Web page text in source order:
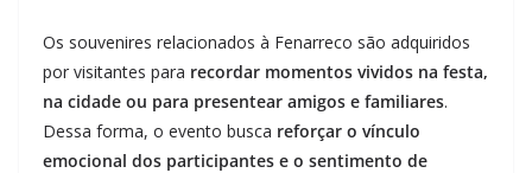
Os souvenires relacionados à Fenarreco são adquiridos
por visitantes para recordar momentos vividos na festa,
na cidade ou para presentear amigos e familiares.
Dessa forma, o evento busca reforçar o vínculo
emocional dos participantes e o sentimento de